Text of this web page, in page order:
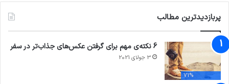
پربازدیدترین مطالب
71%
6 نکته‌ی مهم برای گرفتن عکس‌های جذاب‌تر در سفر
3 جولای 2021